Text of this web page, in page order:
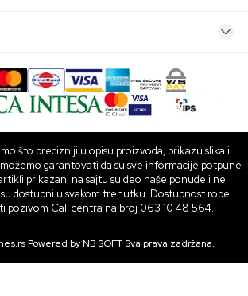
što precizniji u opisu proizvoda, prikazu slika i
garantovati da su sve informacije potpune
prikazani na sajtu su deo naše ponude i ne
dostupni u svakom trenutku. Dostupnost robe
pozivom Call centra na broj 063 10 48 564.
Powered byNB SOFTSva prava zadržana.